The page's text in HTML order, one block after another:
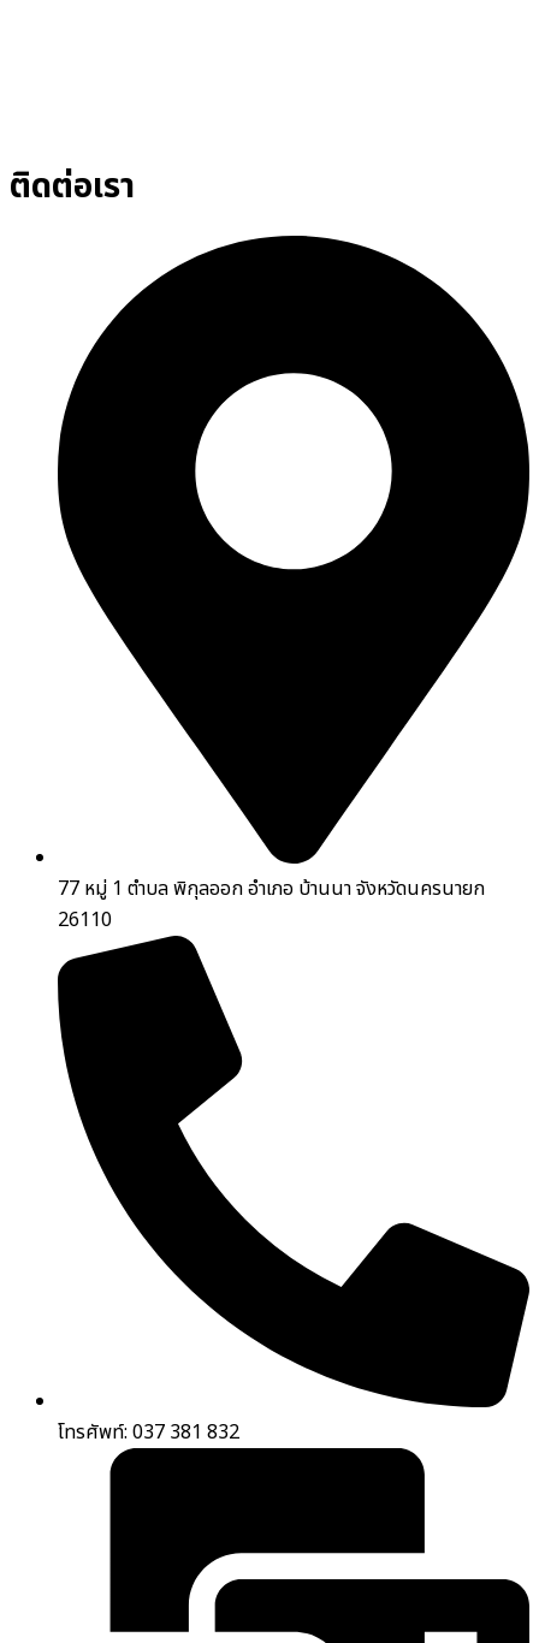
ติดต่อเรา
77 หมู่ 1 ตำบล พิกุลออก อำเภอ บ้านนา จังหวัดนครนายก
26110
โทรศัพท์: 037 381 832